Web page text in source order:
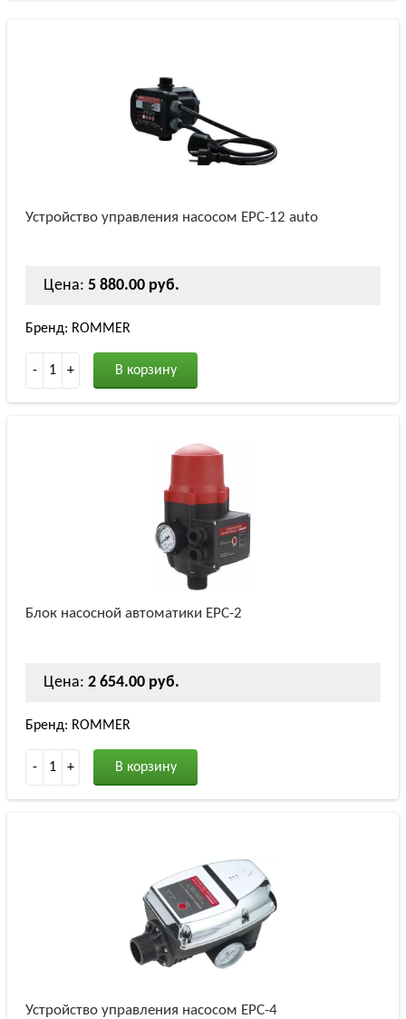
Устройство управления насосом EPC-12 auto
Цена: 5 880.00 руб.
Бренд: ROMMER
- 1 + В корзину
Блок насосной автоматики EPC-2
Цена: 2 654.00 руб.
Бренд: ROMMER
- 1 + В корзину
Устройство управления насосом EPC-4